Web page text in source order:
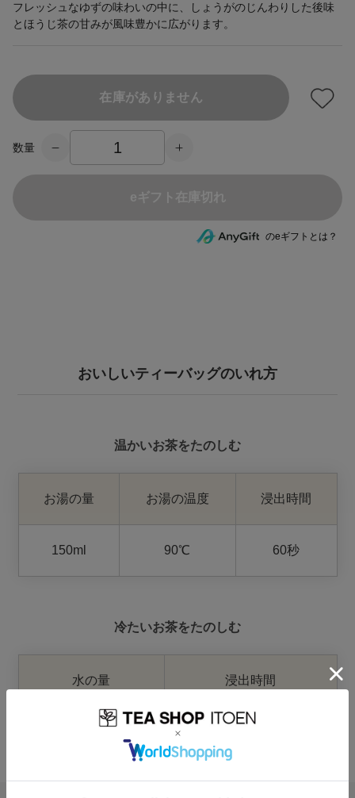
フレッシュなゆずの味わいの中に、しょうがのじんわりした後味
とほうじ茶の甘みが風味豊かに広がります。
数量
在庫がありません
eギフト在庫切れ
のeギフトとは？
おいしいティーバッグのいれ方
温かいお茶をたのしむ
お湯の量 お湯の温度 浸出時間
150ml 90℃ 60秒
冷たいお茶をたのしむ
水の量 浸出時間
150ml